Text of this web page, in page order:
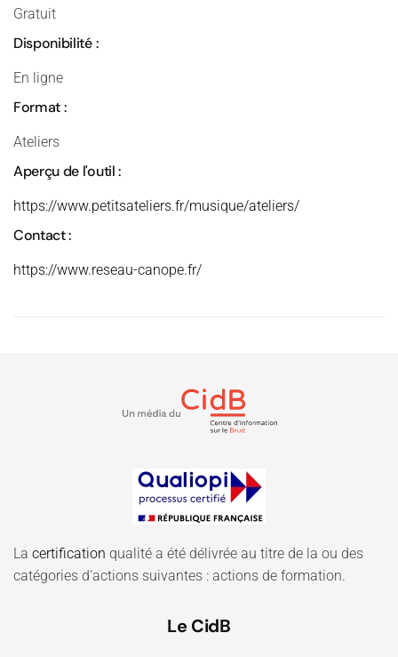
Gratuit
Disponibilité :
En ligne
Format :
Ateliers
Aperçu de l'outil :
https://www.petitsateliers.fr/musique/ateliers/
Contact :
https://www.reseau-canope.fr/
La certification qualité a été délivrée au titre de la ou des
catégories d'actions suivantes : actions de formation.
Le CidB